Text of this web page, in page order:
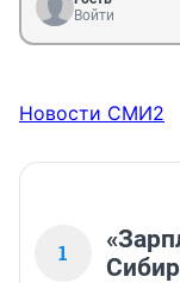
Войти
Новости СМИ2
1